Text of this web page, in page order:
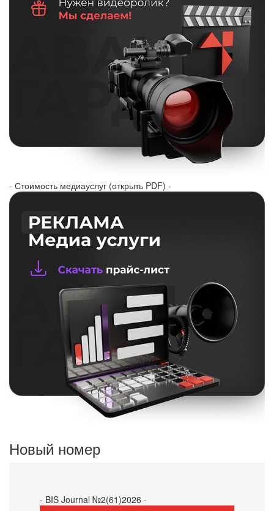
- Стоимость медиауслуг (открыть PDF) -
Новый номер
- BIS Journal №2(61)2026 -